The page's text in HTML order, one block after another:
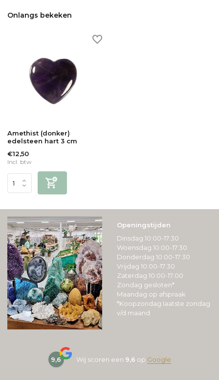
Onlangs bekeken
Amethist (donker)
edelsteen hart 3 cm
€12,50
Incl. btw
Openingstijden
Dinsdag 10:00-17:30
Woensdag 10:00-17:30
Donderdag 10:00-17:30
Vrijdag 10:00-17:30
Zaterdag 10:00-17:00
Zondag gesloten*
Maandag op afspraak
*Koopzondag laatste zondag
v/d maand
9,6 Wij scoren een 9,6 op Google